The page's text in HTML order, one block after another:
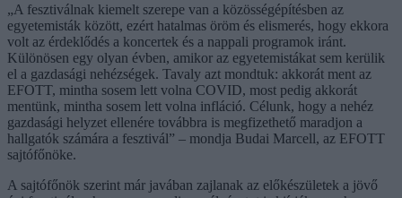
„A fesztiválnak kiemelt szerepe van a közösségépítésben az
egyetemisták között, ezért hatalmas öröm és elismerés, hogy ekkora
volt az érdeklődés a koncertek és a nappali programok iránt.
Különösen egy olyan évben, amikor az egyetemistákat sem kerülik
el a gazdasági nehézségek. Tavaly azt mondtuk: akkorát ment az
EFOTT, mintha sosem lett volna COVID, most pedig akkorát
mentünk, mintha sosem lett volna infláció. Célunk, hogy a nehéz
gazdasági helyzet ellenére továbbra is megfizethető maradjon a
hallgatók számára a fesztivál” – mondja Budai Marcell, az EFOTT
sajtófőnöke.
A sajtófőnök szerint már javában zajlanak az előkészületek a jövő